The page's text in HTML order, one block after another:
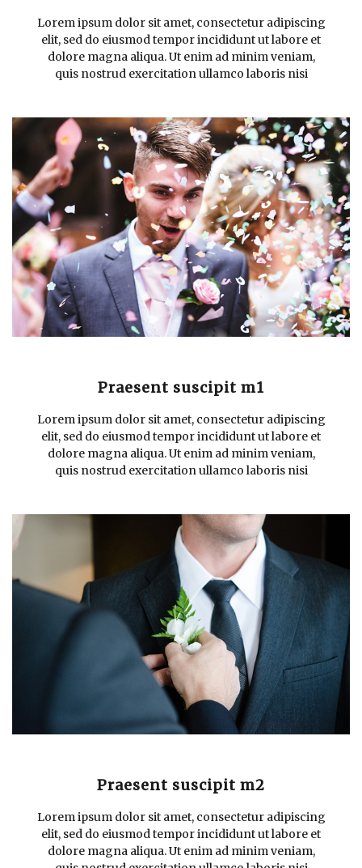
Lorem ipsum dolor sit amet, consectetur adipiscing
elit, sed do eiusmod tempor incididunt ut labore et
dolore magna aliqua. Ut enim ad minim veniam,
quis nostrud exercitation ullamco laboris nisi
Praesent suscipit m1
Lorem ipsum dolor sit amet, consectetur adipiscing
elit, sed do eiusmod tempor incididunt ut labore et
dolore magna aliqua. Ut enim ad minim veniam,
quis nostrud exercitation ullamco laboris nisi
Praesent suscipit m2
Lorem ipsum dolor sit amet, consectetur adipiscing
elit, sed do eiusmod tempor incididunt ut labore et
dolore magna aliqua. Ut enim ad minim veniam,